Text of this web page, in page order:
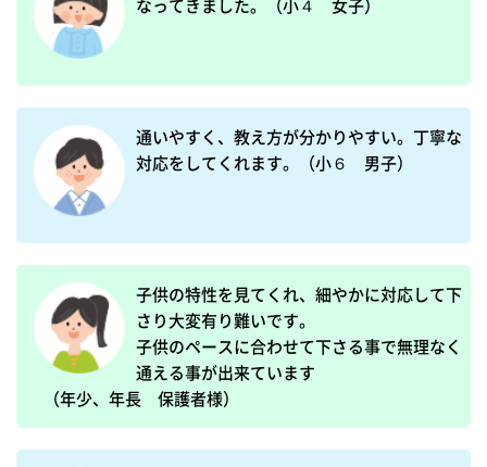
通いやすく、教え方が分かりやすい。丁寧な
子供の特性を見てくれ、細やかに対応して下
さり大変有り難いです。
子供のペースに合わせて下さる事で無理なく
通える事が出来ています
（年少、年長　保護者様）